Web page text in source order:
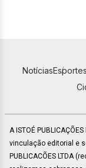
Notícias
A ISTOÉ
vinculação editorial e
PUBLICACÕES LTDA